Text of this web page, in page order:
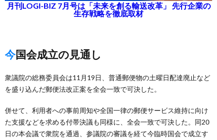
月刊LOGI-BIZ 7月号は「未来を創る輸送改革」 先行企業の
生存戦略を徹底取材
今国会成立の見通し
衆議院の総務委員会は11月19日、普通郵便物の土曜日配達廃止など
を盛り込んだ郵便法改正案を全会一致で可決した。
併せて、利用者への事前周知や全国一律の郵便サービス維持に向け
た支援などを求める付帯決議も同様に、全会一致で可決した。同20
日の本会議で衆院を通過、参議院の審議を経て今臨時国会で成立す